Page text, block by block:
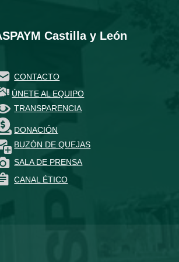
Castilla y León
CONTACTO
ÚNETE AL EQUIPO
TRANSPARENCIA
DONACIÓN
BUZÓN DE QUEJAS
SALA DE PRENSA
CANAL ÉTICO